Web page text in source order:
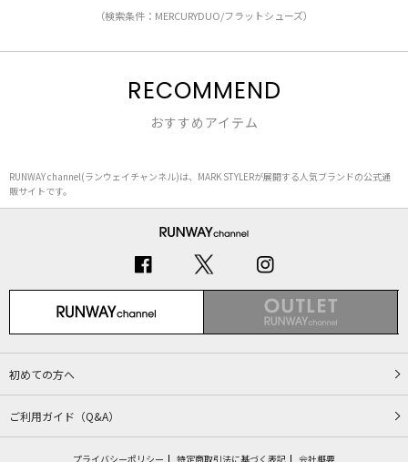
（検索条件：MERCURYDUO/フラットシューズ）
RECOMMEND
おすすめアイテム
RUNWAY channel(ランウェイチャンネル)は、MARK STYLERが展開する人気ブランドの公式通
販サイトです。
初めての方へ
ご利用ガイド（Q&A）
プライバシーポリシー 特定商取引法に基づく表記 会社概要